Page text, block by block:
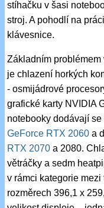
stíhačku v šasi
stroj. A pohodlí na
klávesnice.
Základním
je chlazení horkých
- osmijádrové
grafické karty NVIDIA
notebooky dodávají
GeForce RTX 2060 a
RTX 2070 a 2080.
větráčky a sedm
v rámci kategorie
rozměrech 396,1 x